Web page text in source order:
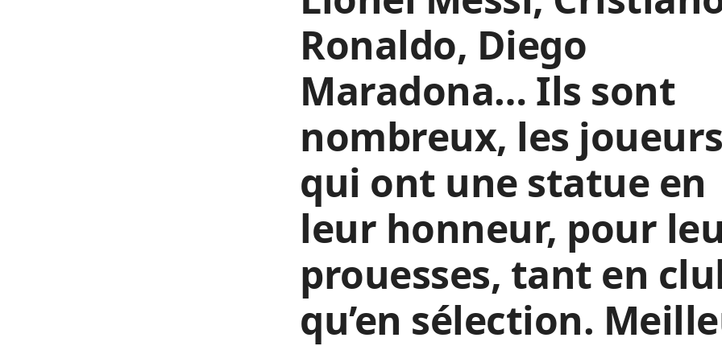
Ronaldo, Diego
Maradona… Ils sont
nombreux, les joueurs
qui ont une statue en
leur honneur, pour
prouesses, tant en
qu’en sélection.